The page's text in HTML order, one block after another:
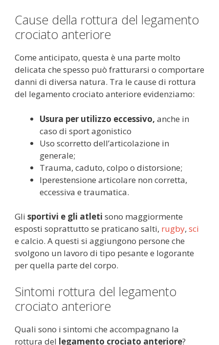
Cause della rottura del legamento
crociato anteriore
Come anticipato, questa è una parte molto
delicata che spesso può fratturarsi o comportare
danni di diversa natura. Tra le cause di rottura
del legamento crociato anteriore evidenziamo:
Usura per utilizzo eccessivo, anche in
caso di sport agonistico
Uso scorretto dell’articolazione in
generale;
Trauma, caduto, colpo o distorsione;
Iperestensione articolare non corretta,
eccessiva e traumatica.
Gli sportivi e gli atleti sono maggiormente
esposti soprattutto se praticano salti, rugby, sci
e calcio. A questi si aggiungono persone che
svolgono un lavoro di tipo pesante e logorante
per quella parte del corpo.
Sintomi rottura del legamento
crociato anteriore
Quali sono i sintomi che accompagnano la
rottura del legamento crociato anteriore?